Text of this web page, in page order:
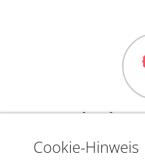
Mehr als 10
In den Kfz-
Cookie-Hinweis